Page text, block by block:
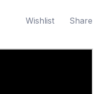
Wishlist Share